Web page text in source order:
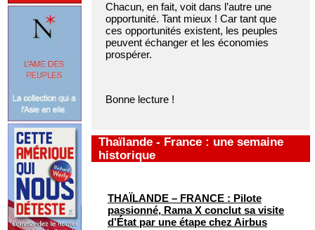
Chacun, en fait, voit dans l’autre une
opportunité. Tant mieux ! Car tant que
ces opportunités existent, les peuples
peuvent échanger et les économies
prospérer.
Bonne lecture !
Thaïlande - France : une semaine
historique
THAÏLANDE – FRANCE : Pilote
passionné, Rama X conclut sa visite
d’État par une étape chez Airbus